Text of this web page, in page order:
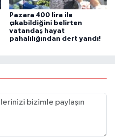
Pazara 400 lira ile
çıkabildiğini belirten
vatandaş hayat
pahalılığından dert yandı!